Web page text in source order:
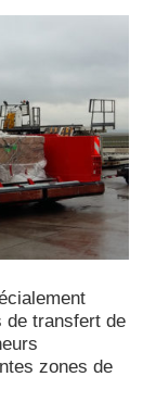
de transfert de
zones de